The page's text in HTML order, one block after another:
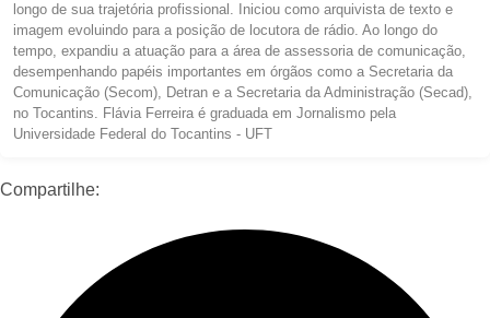
longo de sua trajetória profissional. Iniciou como arquivista de texto e
imagem evoluindo para a posição de locutora de rádio. Ao longo do
tempo, expandiu a atuação para a área de assessoria de comunicação,
desempenhando papéis importantes em órgãos como a Secretaria da
Comunicação (Secom), Detran e a Secretaria da Administração (Secad),
no Tocantins. Flávia Ferreira é graduada em Jornalismo pela
Universidade Federal do Tocantins - UFT
Compartilhe: